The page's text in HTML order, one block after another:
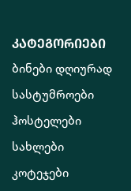
კატეგორიები
ბინები დღიურად
სასტუმროები
ჰოსტელები
სახლები
კოტეჯები